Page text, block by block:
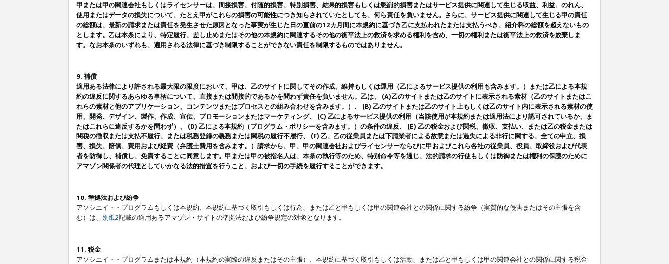
甲または甲の関連会社もしくはライセンサーは、間接損害、付随的損害、特別損害、結果的損害もしくは懲罰的損害またはサービス提供に関連して生じる収益、利益、のれん、
使用またはデータの損失について、たとえ甲がこれらの損害の可能性につき知らされていたとしても、何ら責任を負いません。さらに、サービス提供に関連して生じる甲の責任
の総額は、最新の請求または責任を発生させた原因となった事実が生じた日の直前の12カ月間に本規約に基づき乙に支払われたまたは支払うべき、紹介料の総額を超えないもの
とします。乙は本条により、特定履行、差し止めまたはその他の本規約に関連するその他の衡平法上の救済を求める権利を含め、一切の権利または衡平法上の救済を放棄しま
す。なお本条のいずれも、適用される法律に基づき制限することができない責任を制限するものではありません。
9. 補償
適用ある法律により許される最大限の限度において、甲は、乙のサイトに関してその作成、維持もしくは運用（乙によるサービス提供の利用も含みます。）または乙による本規
約の違反に関するあらゆる事柄について、直接または間接的であるかを問わず責任を負いません。乙は、 (A)乙のサイトまたは乙のサイトに表示される素材（乙のサイトまたはこ
れらの素材と他のアプリケーション、コンテンツまたはプロセスとの組み合わせを含みます。）、 (B) 乙のサイトまたは乙のサイト上もしくは乙のサイト内に表示される素材の使
用、開発、デザイン、製作、作成、宣伝、プロモーションまたはマーケティング、 (C) 乙によるサービス提供の利用（当該使用が本規約または適用法により認可されているか、ま
たはこれらに違反するかを問わず）、 (D) 乙による本規約（プログラム・ポリシーを含みます。）の条件の違反、 (E) 乙の税金および関税、徴収、支払い、または乙の税金または
関税の徴収または支払不履行、または税務登録の義務または関税の履行不履行、 (F) 乙、乙の従業員または下請業者による故意または過失による非行に関する、全ての申立、損
害、損失、賠償、費用および経費（弁護士費用を含みます。）請求から、甲、甲の関連会社およびライセンサーならびに甲およびこれら各社の従業員、役員、取締役および代表
者を防御し、補償し、免責することに同意します。甲または甲の被指名人は、本条の執行等のため、特別命令等を通じ、法的請求の行使もしくは防御または権利の保護のために
アマゾン関係者の代理としていかなる法的措置を行うこと、および一切の手続を履行することができます。
10. 準拠法および紛争
アソシエイト・プログラムもしくは本規約、本規約に基づく取引もしくは行為、または乙と甲もしくは甲の関連会社との関係に関する紛争（実質的な侵害またはその主張を含
む）は、 別紙2記載の適用あるアマゾン・サイトの準拠法および紛争規定の対象となります。
11. 税金
アソシエイト・プログラムまたは本規約（本規約の実際の違反またはその主張）、本規約に基づく取引もしくは活動、または乙と甲もしくは甲の関連会社との関係に関する税金